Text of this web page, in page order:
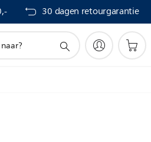
30 dagen retourgarantie